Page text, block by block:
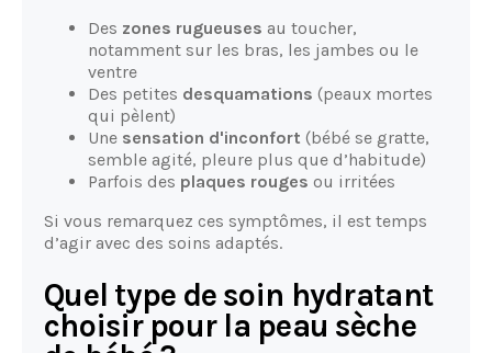
Des zones rugueuses au toucher,
notamment sur les bras, les jambes ou le
ventre
Des petites desquamations (peaux mortes
qui pèlent)
Une sensation d'inconfort (bébé se gratte,
semble agité, pleure plus que d’habitude)
Parfois des plaques rouges ou irritées
Si vous remarquez ces symptômes, il est temps
d’agir avec des soins adaptés.
Quel type de soin hydratant
choisir pour la peau sèche